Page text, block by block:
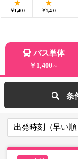
￥1,400 ￥1,400
バス単体
￥1,400 ～
条